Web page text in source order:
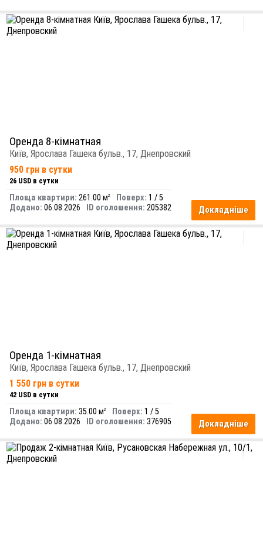
Оренда 8-кімнатная
Київ, Ярослава Гашека бульв., 17, Днепровский
950 грн в сутки
26 USD в сутки
Докладніше
Площа квартири: 261.00 м2 Поверх: 1 / 5
Додано: 06.08.2026 ID оголошення: 205382
Оренда 1-кімнатная
Київ, Ярослава Гашека бульв., 17, Днепровский
1 550 грн в сутки
42 USD в сутки
Докладніше
Площа квартири: 35.00 м2 Поверх: 1 / 5
Додано: 06.08.2026 ID оголошення: 376905